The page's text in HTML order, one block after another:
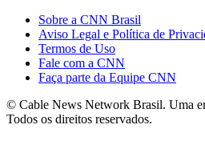
Sobre a CNN Brasil
Aviso Legal e Política de
Termos de Uso
Fale com a CNN
Faça parte da Equipe CNN
© Cable News Network Brasil. Uma
Todos os direitos reservados.